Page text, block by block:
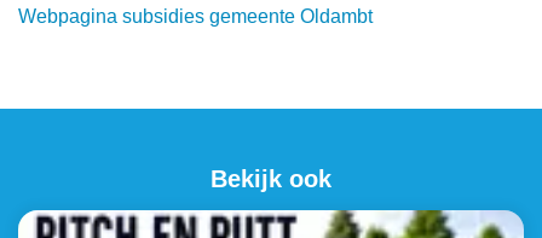
Webpagina subsidies gemeente Oldambt
Bekijk ook